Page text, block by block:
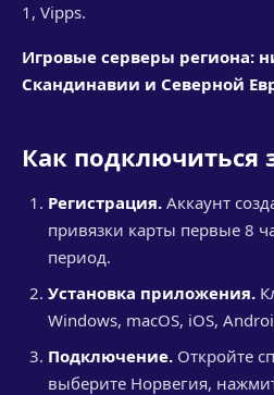
1, Vipps.
Игровые серверы региона:
Скандинавии и Северной
Как подключиться
Регистрация. Аккаунт
привязки карты первые 8
период.
Установка приложения.
Windows, macOS, iOS,
Подключение. Откройте
выберите Норвегия,